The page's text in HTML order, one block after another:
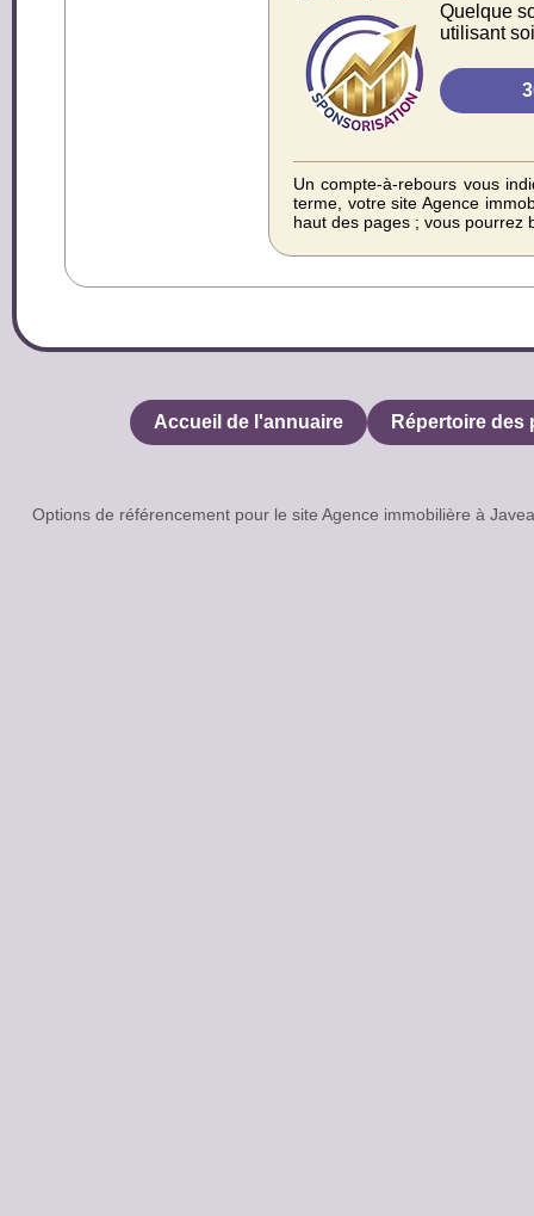
Quelque
utilisant
Un compte-à-rebours vous
terme, votre site Agence
haut des pages ; vous pourrez
Accueil de l'annuaire Répertoire
Options de référencement pour le site Agence immobilière à